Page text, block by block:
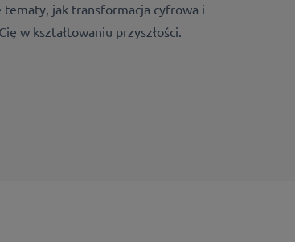
jak transformacja cyfrowa i
w kształtowaniu przyszłości.